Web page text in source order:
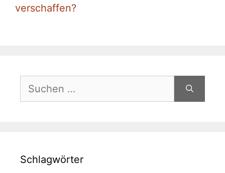
verschaffen?
nach:
Schlagwörter